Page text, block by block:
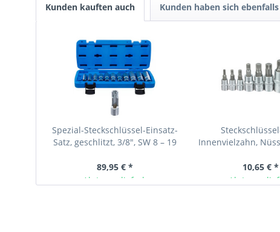
Kunden kauften auch Kunden haben sich
Spezial-Steckschlüssel-Einsatz-
Satz, geschlitzt, 3/8", SW 8 – 19
89,95 € *
Ab Lager lieferbar
Innenvielzahn,
10,65 € *
Ab Lager